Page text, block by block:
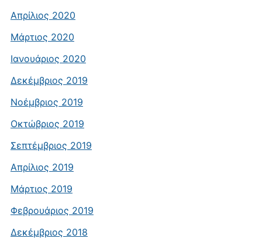
Απρίλιος 2020
Μάρτιος 2020
Ιανουάριος 2020
Δεκέμβριος 2019
Νοέμβριος 2019
Οκτώβριος 2019
Σεπτέμβριος 2019
Απρίλιος 2019
Μάρτιος 2019
Φεβρουάριος 2019
Δεκέμβριος 2018